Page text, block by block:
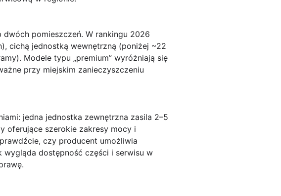
pomieszczeń. W rankingu 2026
cichą jednostką wewnętrzną (poniżej ~22
Modele typu „premium” wyróżniają się
przy miejskim zanieczyszczeniu
jedna jednostka zewnętrzna zasila 2–5
oferujące szerokie zakresy mocy i
czy producent umożliwia
dostępność części i serwisu w